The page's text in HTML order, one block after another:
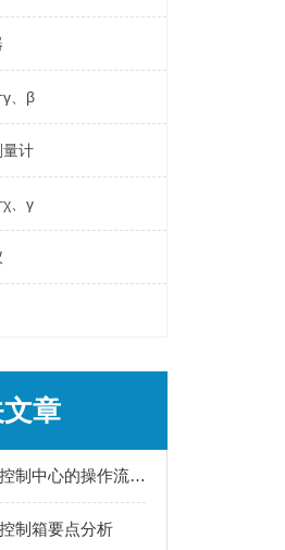
、β
量计
、γ
章
如何优化核生化控制中心的操作流程？
制箱要点分析